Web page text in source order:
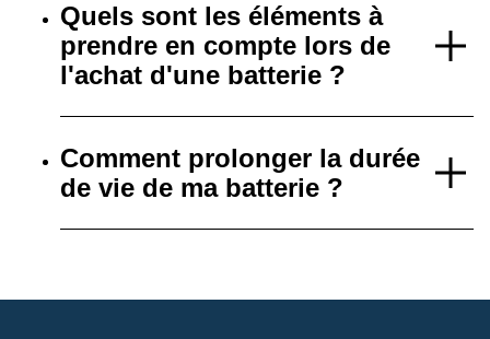
Quels sont les éléments à
prendre en compte lors de
l'achat d'une batterie ?
Comment prolonger la durée
de vie de ma batterie ?